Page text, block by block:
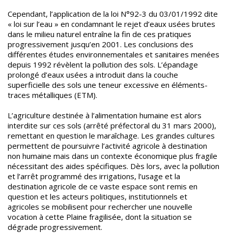
Cependant, l’application de la loi N°92-3 du 03/01/1992 dite
« loi sur l’eau » en condamnant le rejet d’eaux usées brutes
dans le milieu naturel entraîne la fin de ces pratiques
progressivement jusqu’en 2001. Les conclusions des
différentes études environnementales et sanitaires menées
depuis 1992 révèlent la pollution des sols. L’épandage
prolongé d’eaux usées a introduit dans la couche
superficielle des sols une teneur excessive en éléments-
traces métalliques (ETM).
L’agriculture destinée à l’alimentation humaine est alors
interdite sur ces sols (arrêté préfectoral du 31 mars 2000),
remettant en question le maraîchage. Les grandes cultures
permettent de poursuivre l’activité agricole à destination
non humaine mais dans un contexte économique plus fragile
nécessitant des aides spécifiques. Dès lors, avec la pollution
et l’arrêt programmé des irrigations, l’usage et la
destination agricole de ce vaste espace sont remis en
question et les acteurs politiques, institutionnels et
agricoles se mobilisent pour rechercher une nouvelle
vocation à cette Plaine fragilisée, dont la situation se
dégrade progressivement.